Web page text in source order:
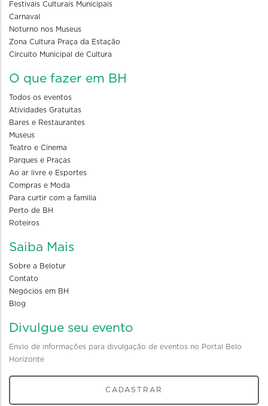
Festivais Culturais Municipais
Carnaval
Noturno nos Museus
Zona Cultura Praça da Estação
Circuito Municipal de Cultura
O que fazer em BH
Todos os eventos
Atividades Gratuitas
Bares e Restaurantes
Museus
Teatro e Cinema
Parques e Praças
Ao ar livre e Esportes
Compras e Moda
Para curtir com a familia
Perto de BH
Roteiros
Saiba Mais
Sobre a Belotur
Contato
Negócios em BH
Blog
Divulgue seu evento
Envio de informações para divulgação de eventos no Portal Belo
Horizonte
CADASTRAR